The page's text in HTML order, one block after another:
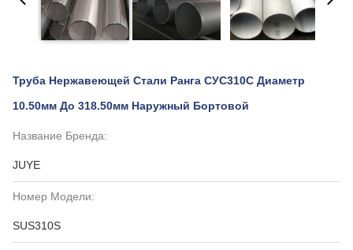
Труба Нержавеющей Стали Ранга СУС310С Диаметр
10.50мм До 318.50мм Наружный Бортовой
Название Бренда:
JUYE
Номер Модели:
SUS310S